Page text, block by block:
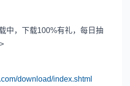
，下载100%有礼，每日抽
download/index.shtml